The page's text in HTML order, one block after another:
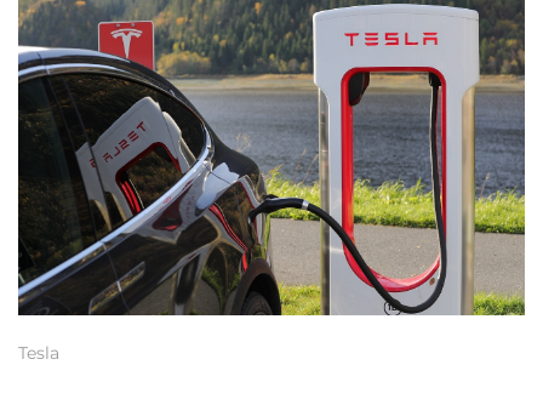
Tesla